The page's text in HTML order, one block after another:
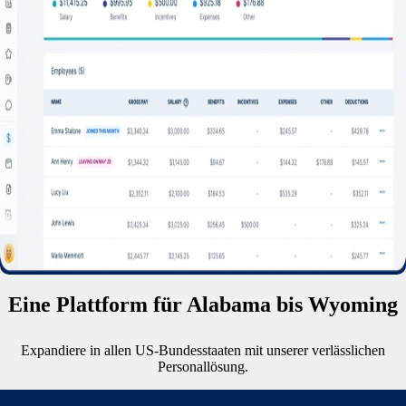
Eine Plattform für Alabama bis Wyoming
Expandiere in allen US-Bundesstaaten mit unserer verlässlichen
Personallösung.